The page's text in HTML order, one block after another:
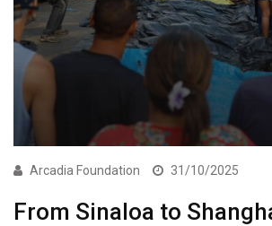
Arcadia Foundation 31/10/2025
From Sinaloa to